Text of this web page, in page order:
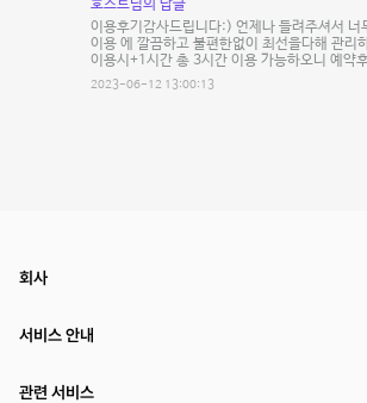
호스트님의 답글
이용후기감사드립니다:) 언제나 들려주셔서
이용 에 깔끔하고 불편한없이 최선을다해 관
이용시+1시간 총 3시간 이용 가능하오니 예약
2023-06-12 13:00:13
회사
서비스 안내
관련 서비스